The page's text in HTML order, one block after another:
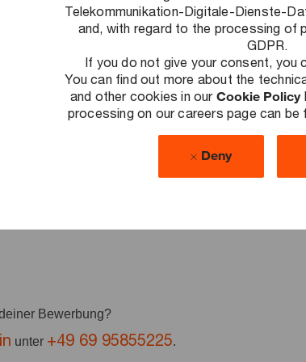
Telekommunikation-Digitale-Dienste-
and, with regard to the processing of
GDPR.
If you do not give your consent, you
You can find out more about the
and other cookies in our Cookie Policy
processing on our careers page can be
Deny
entscheidende Herausforderungen zu lösen,
und Gesellschaft auszubauen. Wir entwickeln
Zu unseren Kunden zählen Unternehmen jeder
Ebene. Wir sind dort, wo sie uns brauchen.
mit Steuerberatungs-Expertise. Das
nachhaltiger Steuer-, Finanz- und
Freue dich auf vielfältige
bei PwC.
Bewerbung?
unter +49 69 95855225.